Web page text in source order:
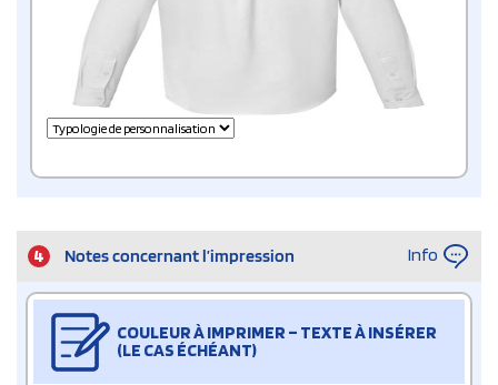
4 Notes concernant l’impression Info
COULEUR À IMPRIMER – TEXTE À INSÉRER
(LE CAS ÉCHÉANT)